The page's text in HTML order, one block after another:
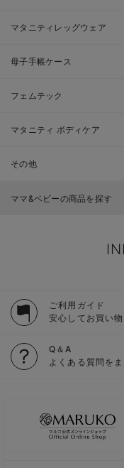
マタニティレッグウェア
母子手帳ケース
フェムテック
マタニティ ボディケア
その他
ママ&ベビーの商品を探す
ご利用ガイド
安心してお買い
Q＆A
よくある質問を